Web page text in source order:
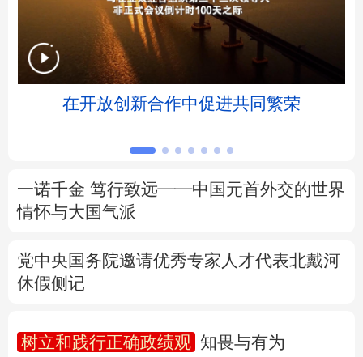
天津 河北
辽宁 吉林 江苏
浙江 安徽 福建 江西
广东 广西 海南 重庆
陕西 甘肃 青海 宁夏
在开放创新合作中促进共同繁荣
一诺千金 笃行致远——中国元首外交的世界
情怀与大国气派
党中央国务院邀请优秀专家人才代表北戴河
休假侧记
树立和践行正确政绩观 知畏与有为